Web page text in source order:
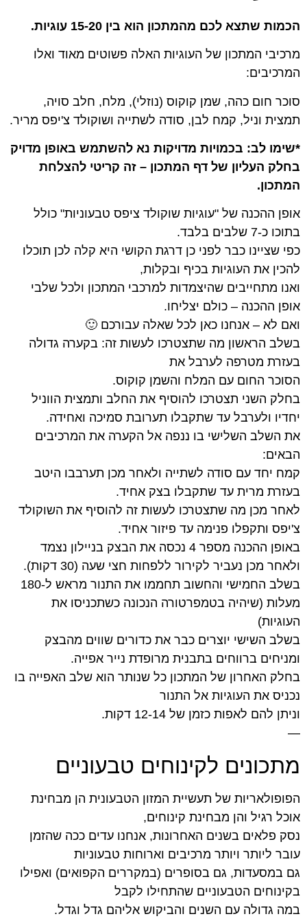
הכמות שתצא לכם מהמתכון הוא בין 15-20 עוגיות.
מרכיבי המתכון של העוגיות האלה פשוטים מאוד ואלו
המרכיבים:
סוכר חום כהה, שמן קוקוס (נוזלי), מלח, חלב סויה,
תמצית וניל, קמח לבן, סודה לשתייה ושוקולד צ'יפס מריר.
*שימו לב: בכמויות מדויקות נא להשתמש באופן מדויק
בחלק העליון של דף המתכון – זה קריטי להצלחת
המתכון.
אופן ההכנה של "עוגיות שוקולד ציפס טבעוניות" כולל
בתוכו כ-7 שלבים בלבד.
כפי שציינו כבר לפני כן דרגת הקושי היא קלה לכן תוכלו
להכין את העוגיות בכיף ובקלות,
ואנו מתחייבים שהיצמדות למרכבי המתכון ולכל שלבי
אופן ההכנה – כולם יצליחו.
ואם לא – אנחנו כאן לכל שאלה עבורכם 🙂
בשלב הראשון מה שתצטרכו לעשות זה: בקערה גדולה
בעזרת מטרפה לערבל את
הסוכר החום עם המלח והשמן קוקוס.
בחלק השני תצטרכו להוסיף את החלב ותמצית הווניל
יחדיו ולערבל עד שתקבלו תערובת סמיכה ואחידה.
את השלב השלישי בו ננפה אל הקערה את המרכיבים
הבאים:
קמח יחד עם סודה לשתייה ולאחר מכן תערבבו היטב
בעזרת מרית עד שתקבלו בצק אחיד.
לאחר מכן מה שתצטרכו לעשות זה להוסיף את השוקולד
צ'יפס ותקפלו פנימה עד פיזור אחיד.
באופן ההכנה מספר 4 נכסה את הבצק בניילון נצמד
ולאחר מכן נעביר לקירור ללפחות חצי שעה (30 דקות).
בשלב החמישי והחשוב תחממו את התנור מראש ל-180
מעלות (שיהיה בטמפרטורה הנכונה כשתכניסו את
העוגיות)
בשלב השישי יוצרים כבר את כדורים שווים מהבצק
ומניחים ברווחים בתבנית מרופדת נייר אפייה.
בחלק האחרון של המתכון כל שנותר הוא שלב האפייה בו
נכניס את העוגיות אל התנור
וניתן להם לאפות כזמן של 12-14 דקות.
—
מתכונים לקינוחים טבעוניים
הפופולאריות של תעשיית המזון הטבעונית הן מבחינת
אוכל רגיל והן מבחינת קינוחים,
נסק פלאים בשנים האחרונות, אנחנו עדים ככה שהזמן
עובר ליותר ויותר מרכיבים וארוחות טבעוניות
גם במסעדות, גם בסופרים (במקררים הקפואים) ואפילו
בקינוחים הטבעוניים שהתחילו לקבל
במה גדולה עם השנים והביקוש אליהם גדל וגדל.